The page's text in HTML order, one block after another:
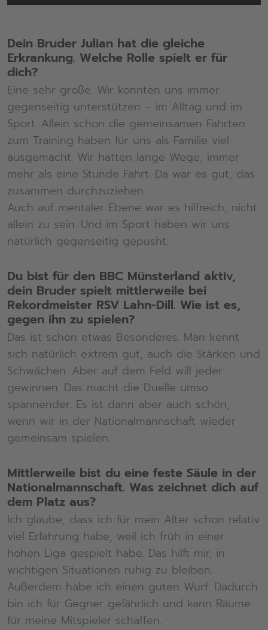
powered by Usercentrics Consent
Management Platform
Dein Bruder Julian hat die gleiche
Erkrankung. Welche Rolle spielt er für
dich?
Eine sehr große. Wir konnten uns immer
gegenseitig unterstützen – im Alltag und im
Sport. Allein schon die gemeinsamen Fahrten
zum Training haben für uns als Familie viel
ausgemacht. Wir hatten lange Wege, immer
mehr als eine Stunde Fahrt. Da war es gut, das
zusammen durchzuziehen.
Auch auf mentaler Ebene war es hilfreich, nicht
allein zu sein. Und im Sport haben wir uns
natürlich gegenseitig gepusht.
Du bist für den BBC Münsterland aktiv,
dein Bruder spielt mittlerweile bei
Rekordmeister RSV Lahn-Dill. Wie ist es,
gegen ihn zu spielen?
Das ist schon etwas Besonderes. Man kennt
sich natürlich extrem gut, auch die Stärken und
Schwächen. Aber auf dem Feld will jeder
gewinnen. Das macht die Duelle umso
spannender. Es ist dann aber auch schön,
wenn wir in der Nationalmannschaft wieder
gemeinsam spielen.
Mittlerweile bist du eine feste Säule in der
Nationalmannschaft. Was zeichnet dich auf
dem Platz aus?
Ich glaube, dass ich für mein Alter schon relativ
viel Erfahrung habe, weil ich früh in einer
hohen Liga gespielt habe. Das hilft mir, in
wichtigen Situationen ruhig zu bleiben.
Außerdem habe ich einen guten Wurf. Dadurch
bin ich für Gegner gefährlich und kann Räume
für meine Mitspieler schaffen.